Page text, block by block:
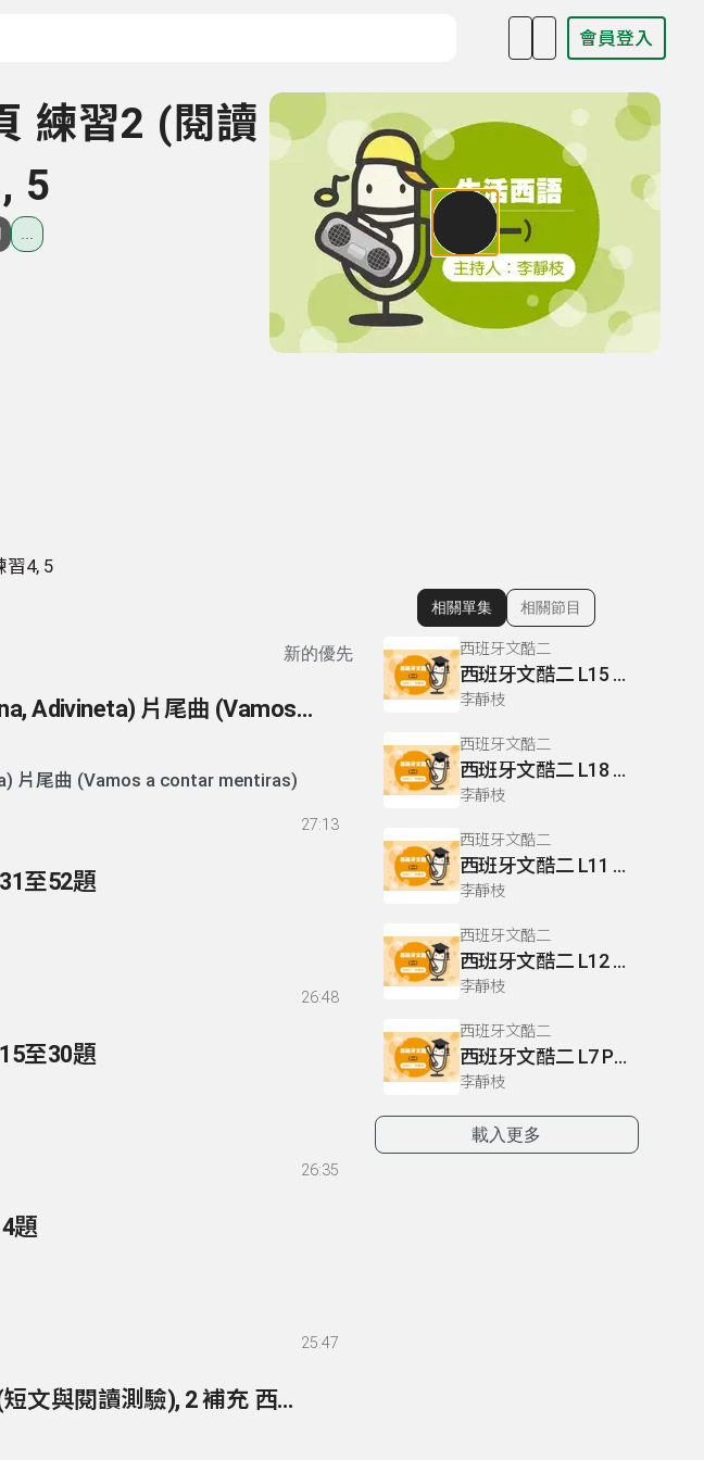
會員登入
練習2 (閱讀
5
習4, 5
新的優先
156- 歌曲賞析 片頭曲 (Adivina, Adivineta) 片尾曲 (Vamos a contar mentiras)
歌曲賞析 片頭曲 (Adivina, Adivineta) 片尾曲 (Vamos a contar mentiras)
27:13
至52題
26:48
至30題
26:35
題
25:47
152- 第40單元 164頁 練習1 (短文與閱讀測驗), 2 補充 西班牙語電話用語
顯示相關單集
相關單集 相關節目
西班牙文酷二
西班牙文酷二 L15 P133.138
李靜枝
西班牙文酷二
西班牙文酷二 L18 P162
李靜枝
西班牙文酷二
西班牙文酷二 L11 P101
李靜枝
西班牙文酷二
西班牙文酷二 L12 P105
李靜枝
西班牙文酷二
西班牙文酷二 L7 P60.62-63
李靜枝
載入更多